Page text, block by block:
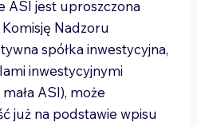
ASI jest uproszczona
Nadzoru
spółka inwestycyjna,
inwestycyjnymi
ASI), może
już na podstawie wpisu